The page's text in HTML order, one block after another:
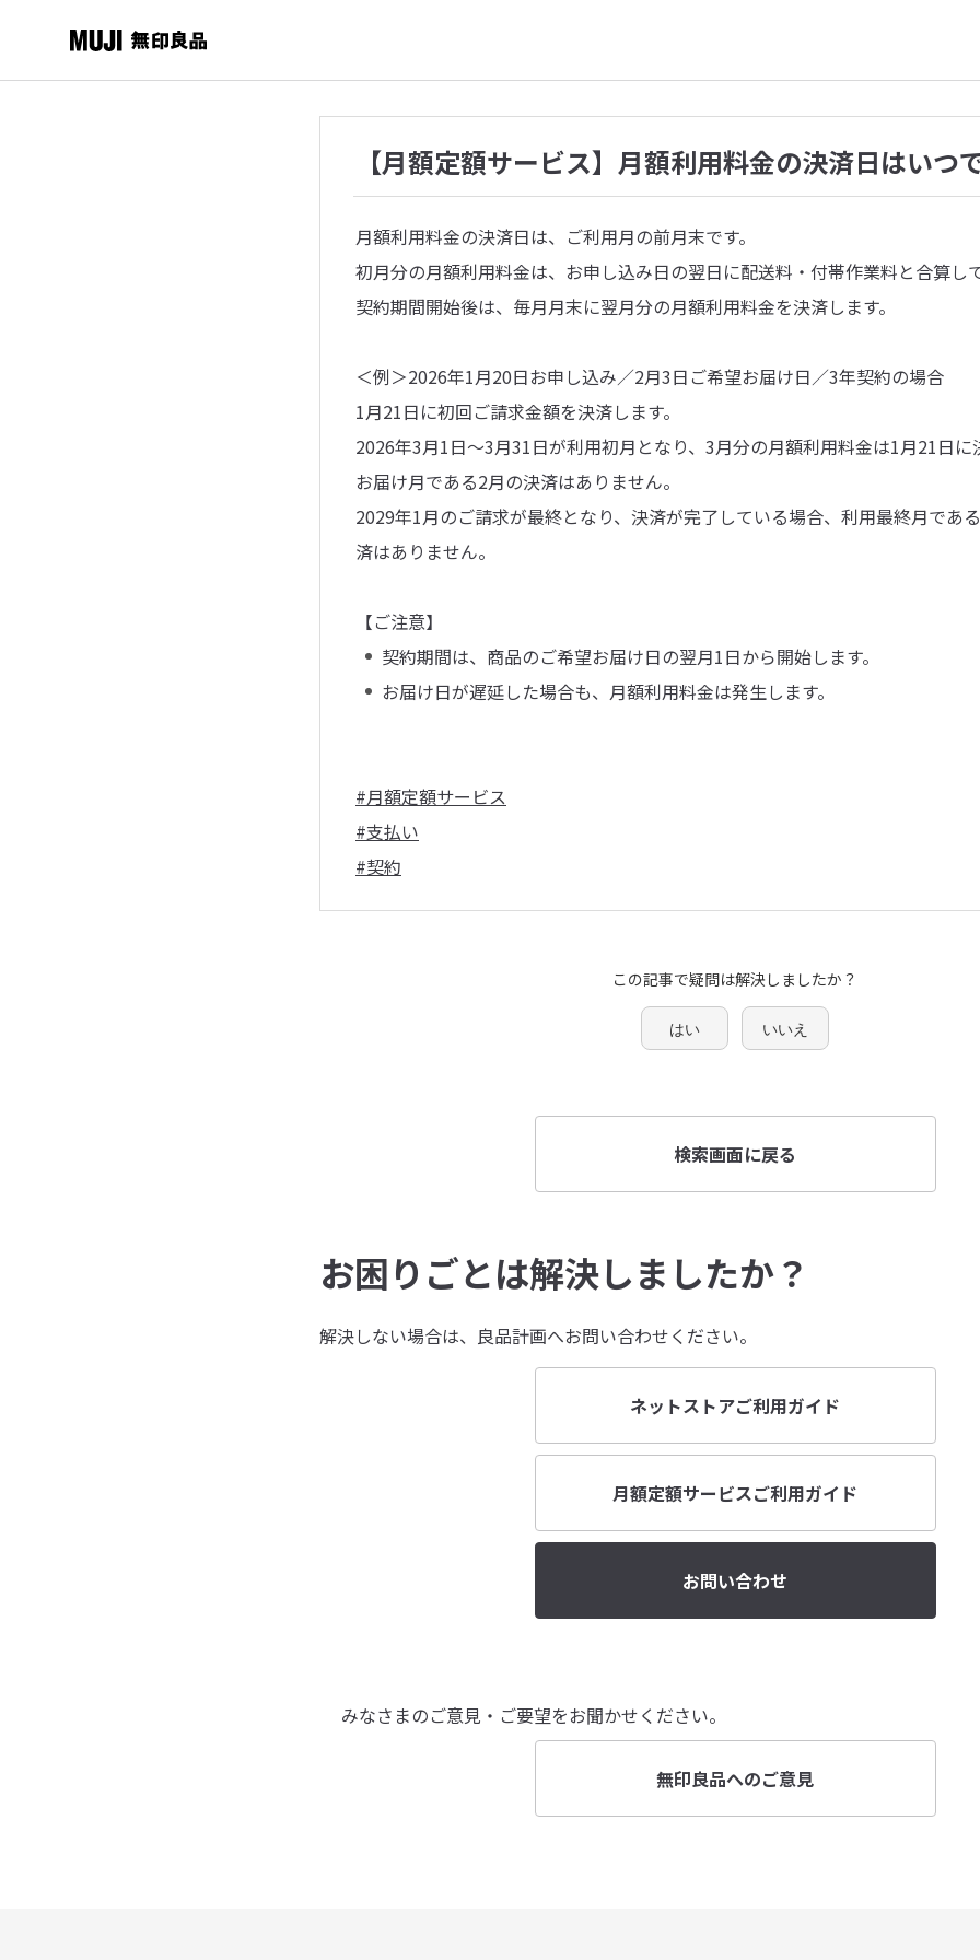
【月額定額サービス】月額利用料金の決済日はいつ
月額利用料金の決済日は、ご利用月の前月末です。
初月分の月額利用料金は、お申し込み日の翌日に配送料・付帯作業料と合算し
契約期間開始後は、毎月月末に翌月分の月額利用料金を決済します。
＜例＞2026年1月20日お申し込み／2月3日ご希望お届け日／3年契約の場合
1月21日に初回ご請求金額を決済します。
2026年3月1日～3月31日が利用初月となり、3月分の月額利用料金は1月21日に
お届け月である2月の決済はありません。
2029年1月のご請求が最終となり、決済が完了している場合、利用最終月であ
済はありません。
【ご注意】
契約期間は、商品のご希望お届け日の翌月1日から開始します。
お届け日が遅延した場合も、月額利用料金は発生します。
#月額定額サービス
#支払い
#契約
この記事で疑問は解決しましたか？
はい いいえ
検索画面に戻る
お困りごとは解決しましたか？
解決しない場合は、良品計画へお問い合わせください。
ネットストアご利用ガイド
月額定額サービスご利用ガイド
お問い合わせ
みなさまのご意見・ご要望をお聞かせください。
無印良品へのご意見